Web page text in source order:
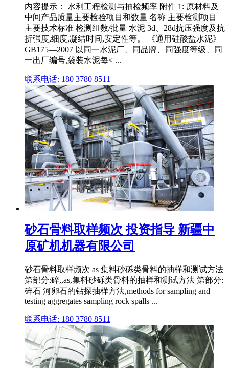
内容提示： 水利工程检测与抽检频率 附件 1: 原材料及
中间产品质量主要检验项目和数量 名称 主要检测项目
主要技术标准 检测组数/批量 水泥 3d、28d抗压强度及抗
折强度,细度,凝结时间,安定性等。 《通用硅酸盐水泥》
GB175—2007 以同一水泥厂、同品牌、同强度等级、同
一出厂编号,袋装水泥每≤ ...
联系电话: 180 3780 8511
砂石骨料取样频次 投资指导 新疆中
原矿机机器有限公司
砂石骨料取样频次 as 集料砂砾类骨料的抽样和测试方法
第部分:碎,,as,集料砂砾类骨料的抽样和测试方法 第部分:
碎石 河卵石的钻探抽样方法,methods for sampling and
testing aggregates sampling rock spalls ...
联系电话: 180 3780 8511